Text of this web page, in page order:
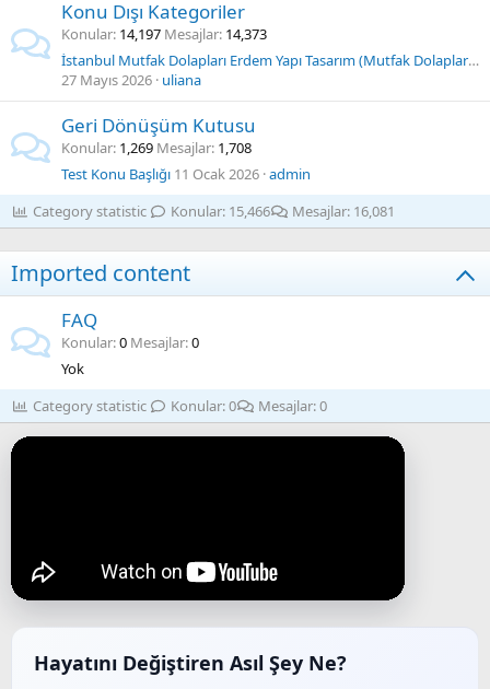
Konu Dışı Kategoriler
Konular 14,197 Mesajlar 14,373
İstanbul Mutfak Dolapları Erdem Yapı Tasarım (Mutfak Dolapları İmalatçısı)
27 Mayıs 2026 uliana
Geri Dönüşüm Kutusu
Konular 1,269 Mesajlar 1,708
Test Konu Başlığı 11 Ocak 2026 admin
Category statistic
Konular 15,466 Mesajlar 16,081
Imported content
FAQ
Konular 0 Mesajlar 0
Yok
Category statistic
Konular 0 Mesajlar 0
Hayatını Değiştiren Asıl Şey Ne?